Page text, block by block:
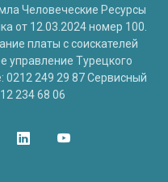
Человеческие Ресурсы
от 12.03.2024 номер 100.
платы с соискателей
управление Турецкого
0212 249 29 87 Сервисный
234 68 06